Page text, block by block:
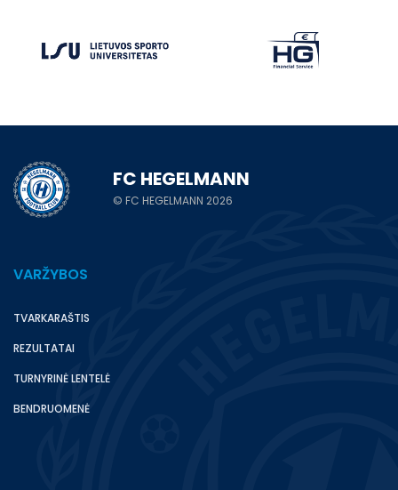
FC HEGELMANN
© FC HEGELMANN 2026
VARŽYBOS
TVARKARAŠTIS
REZULTATAI
TURNYRINĖ LENTELĖ
BENDRUOMENĖ